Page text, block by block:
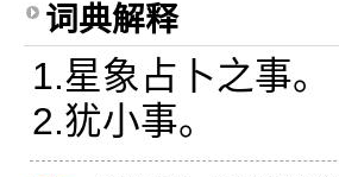
词典解释
1.星象占卜之事。
2.犹小事。